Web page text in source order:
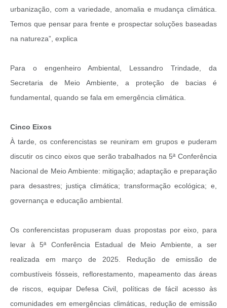
urbanização, com a variedade, anomalia e mudança climática.
Temos que pensar para frente e prospectar soluções baseadas
na natureza”, explica
Para o engenheiro Ambiental, Lessandro Trindade, da
Secretaria de Meio Ambiente, a proteção de bacias é
fundamental, quando se fala em emergência climática.
Cinco Eixos
À tarde, os conferencistas se reuniram em grupos e puderam
discutir os cinco eixos que serão trabalhados na 5ª Conferência
Nacional de Meio Ambiente: mitigação; adaptação e preparação
para desastres; justiça climática; transformação ecológica; e,
governança e educação ambiental.
Os conferencistas propuseram duas propostas por eixo, para
levar à 5ª Conferência Estadual de Meio Ambiente, a ser
realizada em março de 2025. Redução de emissão de
combustíveis fósseis, reflorestamento, mapeamento das áreas
de riscos, equipar Defesa Civil, políticas de fácil acesso às
comunidades em emergências climáticas, redução de emissão